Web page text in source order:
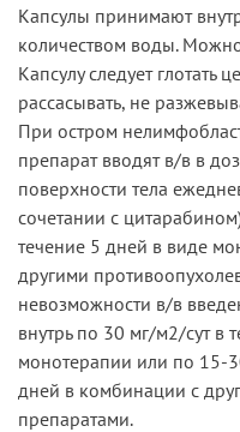
Капсулы принимают
количеством воды.
Капсулу следует глотать
рассасывать, не
При остром
препарат вводят в/в в
поверхности тела
сочетании с
течение 5 дней в виде
другими
невозможности в/в
внутрь по 30 мг/м2/сут в
монотерапии или по 15-
дней в комбинации с
препаратами.